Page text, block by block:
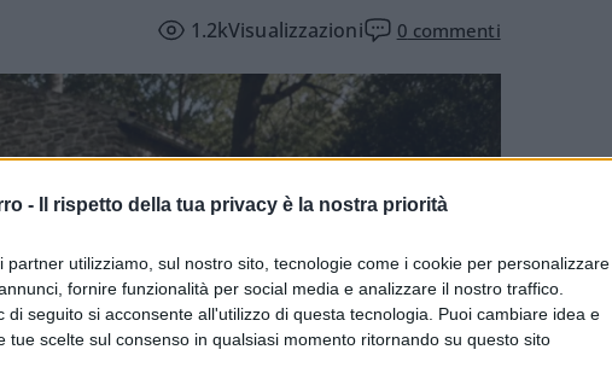
- Il rispetto della tua privacy è la nostra priorità
partner utilizziamo, sul nostro sito, tecnologie come i cookie per personalizzare
fornire funzionalità per social media e analizzare il nostro traffico.
di seguito si acconsente all'utilizzo di questa tecnologia. Puoi cambiare idea e
tue scelte sul consenso in qualsiasi momento ritornando su questo sito
1.2kVisualizzazioni 0 commenti